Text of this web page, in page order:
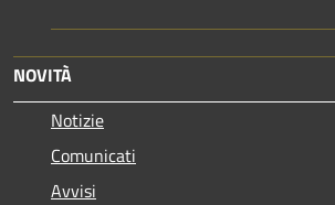
NOVITÀ
Notizie
Comunicati
Avvisi